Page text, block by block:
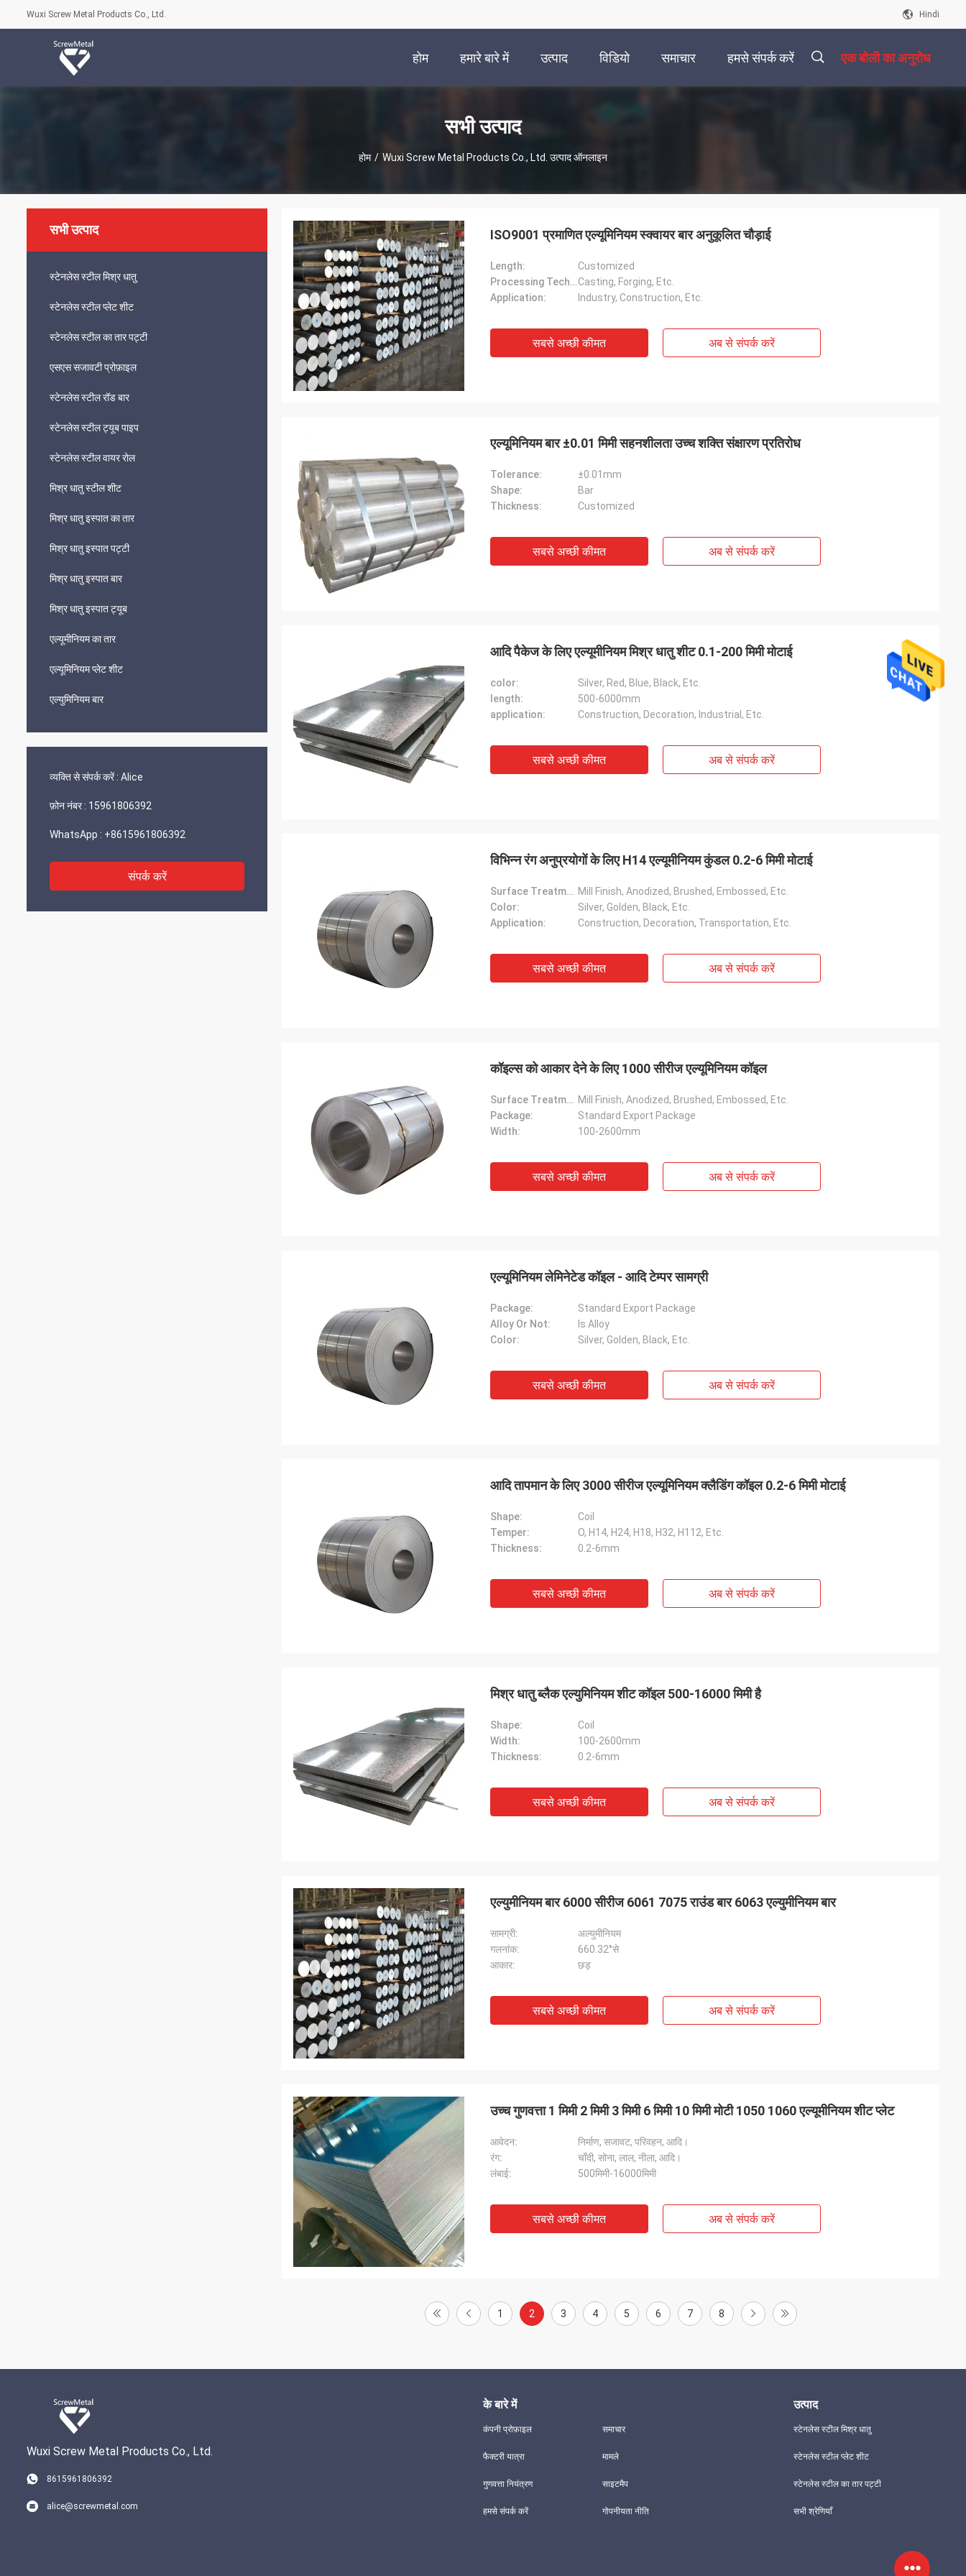
Wuxi Screw Metal Products Co., Ltd. Hindi
होम हमारे बारे में उत्पाद विडियो समाचार हमसे संपर्क करें एक बोली का अनुरोध
सभी उत्पाद
होम / Wuxi Screw Metal Products Co., Ltd. उत्पाद ऑनलाइन
सभी उत्पाद
स्टेनलेस स्टील मिश्र धातु
स्टेनलेस स्टील प्लेट शीट
स्टेनलेस स्टील का तार पट्टी
एसएस सजावटी प्रोफ़ाइल
स्टेनलेस स्टील रॉड बार
स्टेनलेस स्टील ट्यूब पाइप
स्टेनलेस स्टील वायर रोल
मिश्र धातु स्टील शीट
मिश्र धातु इस्पात का तार
मिश्र धातु इस्पात पट्टी
मिश्र धातु इस्पात बार
मिश्र धातु इस्पात ट्यूब
एल्यूमीनियम का तार
एल्यूमिनियम प्लेट शीट
एल्युमिनियम बार
व्यक्ति से संपर्क करें : Alice
फ़ोन नंबर : 15961806392
WhatsApp : +8615961806392
संपर्क करें
ISO9001 प्रमाणित एल्यूमिनियम स्क्वायर बार अनुकूलित चौड़ाई
Length:
Customized
Processing Technology:Casting, Forging, Etc.
Application:
Industry, Construction, Etc.
सबसे अच्छी कीमत अब से संपर्क करें
एल्यूमिनियम बार ±0.01 मिमी सहनशीलता उच्च शक्ति संक्षारण प्रतिरोध
Tolerance:
±0.01mm
Shape:
Bar
Thickness:
Customized
सबसे अच्छी कीमत अब से संपर्क करें
आदि पैकेज के लिए एल्यूमीनियम मिश्र धातु शीट 0.1-200 मिमी मोटाई
color:
Silver, Red, Blue, Black, Etc.
length:
500-6000mm
application:
Construction, Decoration, Industrial, Etc.
सबसे अच्छी कीमत अब से संपर्क करें
विभिन्न रंग अनुप्रयोगों के लिए H14 एल्यूमीनियम कुंडल 0.2-6 मिमी मोटाई
Surface Treatment: Mill Finish, Anodized, Brushed, Embossed, Etc.
Color:
Silver, Golden, Black, Etc.
Application:
Construction, Decoration, Transportation, Etc.
सबसे अच्छी कीमत अब से संपर्क करें
कॉइल्स को आकार देने के लिए 1000 सीरीज एल्यूमिनियम कॉइल
Surface Treatment: Mill Finish, Anodized, Brushed, Embossed, Etc.
Package:
Standard Export Package
Width:
100-2600mm
सबसे अच्छी कीमत अब से संपर्क करें
एल्यूमिनियम लेमिनेटेड कॉइल - आदि टेम्पर सामग्री
Package:
Standard Export Package
Alloy Or Not:
Is Alloy
Color:
Silver, Golden, Black, Etc.
सबसे अच्छी कीमत अब से संपर्क करें
आदि तापमान के लिए 3000 सीरीज एल्यूमिनियम क्लैडिंग कॉइल 0.2-6 मिमी मोटाई
Shape:
Coil
Temper:
O, H14, H24, H18, H32, H112, Etc.
Thickness:
0.2-6mm
सबसे अच्छी कीमत अब से संपर्क करें
मिश्र धातु ब्लैक एल्युमिनियम शीट कॉइल 500-16000 मिमी है
Shape:
Coil
Width:
100-2600mm
Thickness:
0.2-6mm
सबसे अच्छी कीमत अब से संपर्क करें
एल्युमीनियम बार 6000 सीरीज 6061 7075 राउंड बार 6063 एल्युमीनियम बार
सामग्री:
अल्युमीनियम
गलनांक:
660.32°से
आकार:
छड़
सबसे अच्छी कीमत अब से संपर्क करें
उच्च गुणवत्ता 1 मिमी 2 मिमी 3 मिमी 6 मिमी 10 मिमी मोटी 1050 1060 एल्यूमीनियम शीट प्लेट
आवेदन:
निर्माण, सजावट, परिवहन, आदि।
रंग:
चाँदी, सोना, लाल, नीला, आदि।
लंबाई:
500मिमी-16000मिमी
सबसे अच्छी कीमत अब से संपर्क करें
1 2 3 4 5 6 7 8
Wuxi Screw Metal Products Co., Ltd.
8615961806392
alice@screwmetal.com
के बारे में
कंपनी प्रोफ़ाइल
फैक्टरी यात्रा
गुणवत्ता नियंत्रण
हमसे संपर्क करें
समाचार
मामले
साइटमैप
गोपनीयता नीति
उत्पाद
स्टेनलेस स्टील मिश्र धातु
स्टेनलेस स्टील प्लेट शीट
स्टेनलेस स्टील का तार पट्टी
सभी श्रेणियाँ